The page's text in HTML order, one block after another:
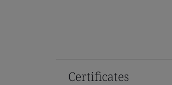
Certificates